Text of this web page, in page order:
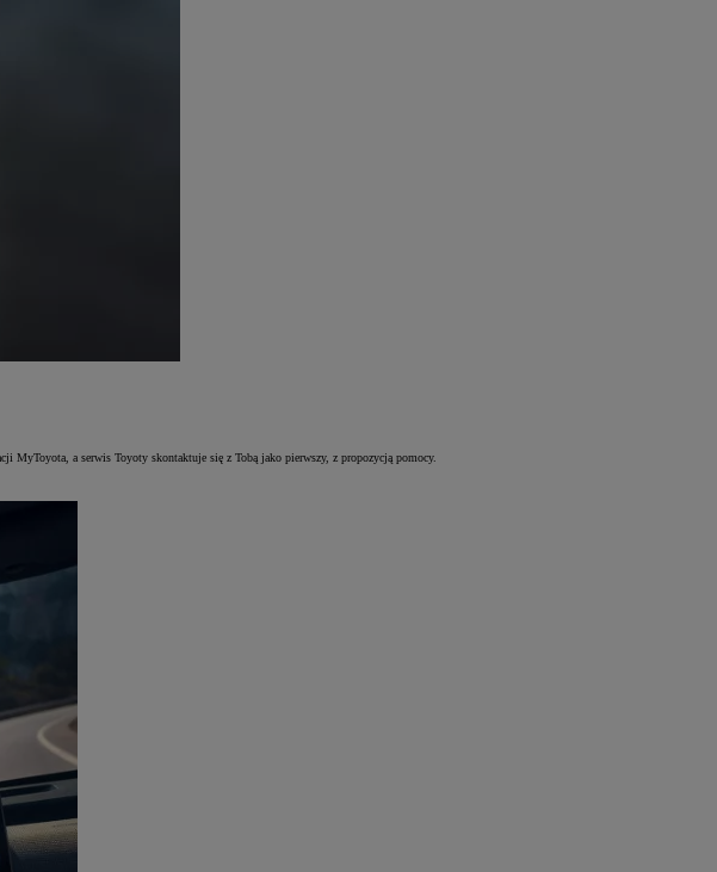
MyToyota, a serwis Toyoty skontaktuje się z Tobą jako pierwszy, z propozycją pomocy.